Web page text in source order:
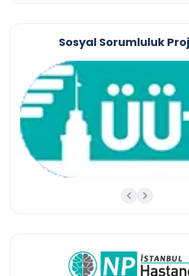
Sosyal Sorumluluk